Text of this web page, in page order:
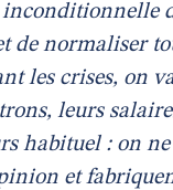
de normaliser
les crises, on
leurs
habituel : on ne
et